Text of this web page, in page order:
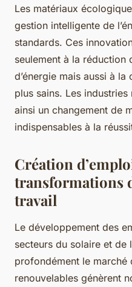
Les matériaux
gestion intelligente de
standards. Ces
seulement à la réduction
d’énergie mais aussi à la
plus sains. Les
ainsi un changement de
indispensables à la
Création
transformations
travail
Le développement des
secteurs du solaire et de
profondément le marché
renouvelables génèrent